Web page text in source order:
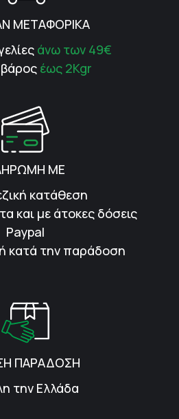
ΜΕΤΑΦΟΡΙΚΑ
άνω των 49€
βάρος έως 2Kgr
ΜΕ
κατάθεση
και με άτοκες δόσεις
Paypal
κατά την παράδοση
ΠΑΡΑΔΟΣΗ
την Ελλάδα